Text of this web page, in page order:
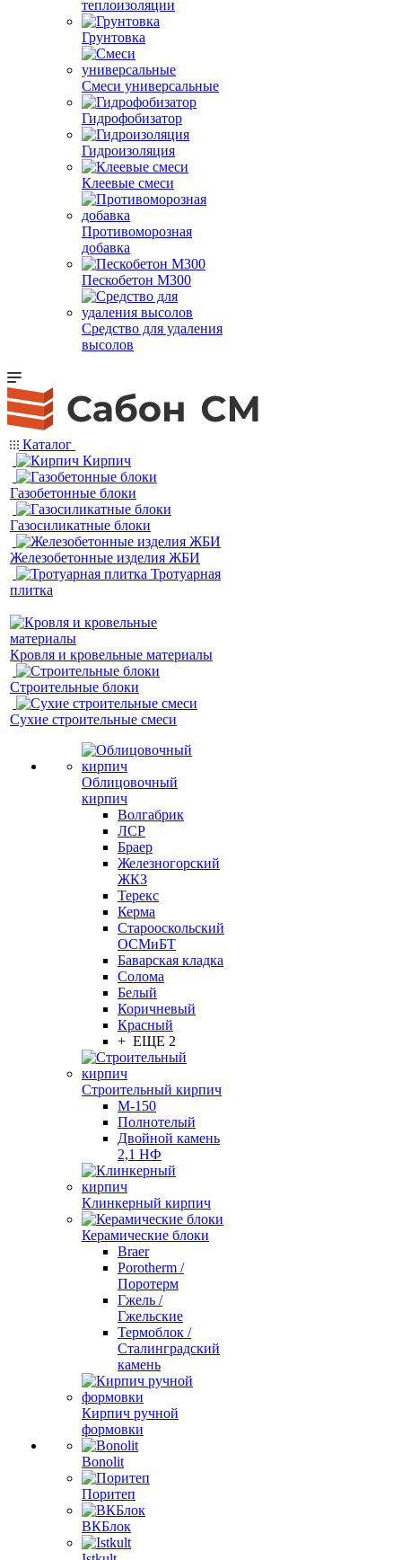
теплоизоляции
Грунтовка
Смеси универсальные
Гидрофобизатор
Гидроизоляция
Клеевые смеси
Противоморозная
добавка
Пескобетон М300
Средство для удаления
высолов
Каталог
Кирпич
Газобетонные блоки
Газосиликатные блоки
Железобетонные изделия ЖБИ
Тротуарная
плитка
Кровля и кровельные материалы
Строительные блоки
Сухие строительные смеси
Облицовочный
кирпич
Волгабрик
ЛСР
Браер
Железногорский
ЖКЗ
Терекс
Керма
Старооскольский
ОСМиБТ
Баварская кладка
Солома
Белый
Коричневый
Красный
+ ЕЩЕ 2
Строительный кирпич
М-150
Полнотелый
Двойной камень
2,1 НФ
Клинкерный кирпич
Керамические блоки
Braer
Porotherm /
Поротерм
Гжель /
Гжельские
Термоблок /
Сталинградский
камень
Кирпич ручной
формовки
Bonolit
Поритеп
ВКБлок